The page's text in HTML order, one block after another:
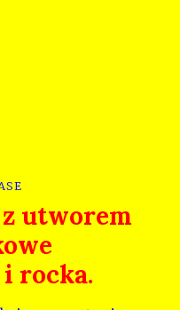
utworem
i rocka.